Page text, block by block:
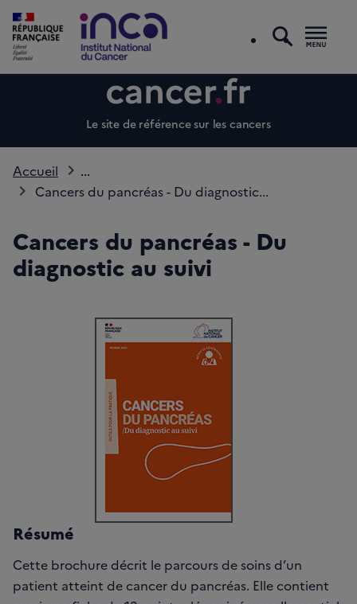
Le site de référence sur les cancers
Accueil
...
Cancers du pancréas - Du diagnostic...
Cancers du pancréas - Du
diagnostic au suivi
Résumé
Cette brochure décrit le parcours de soins d’un
patient atteint de cancer du pancréas. Elle contient